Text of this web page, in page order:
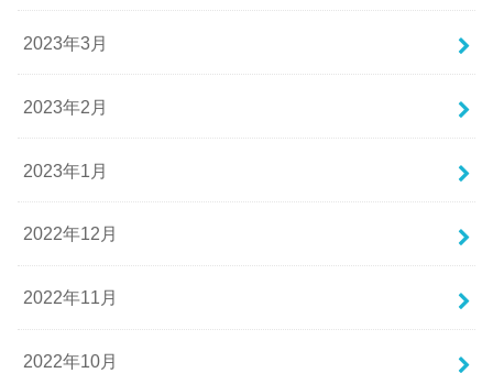
2023年3月
2023年2月
2023年1月
2022年12月
2022年11月
2022年10月